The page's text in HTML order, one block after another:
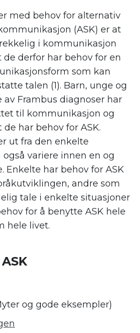
med behov for alternativ
(ASK) er at
i kommunikasjon
de derfor har behov for en
som kan
talen (1). Barn, unge og
av Frambus diagnoser har
til kommunikasjon og
har behov for ASK.
ut fra den enkelte
variere innen en og
Enkelte har behov for ASK
andre som
tale i enkelte situasjoner
for å benytte ASK hele
hele livet.
og gode eksempler)